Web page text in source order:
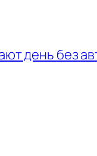
день без